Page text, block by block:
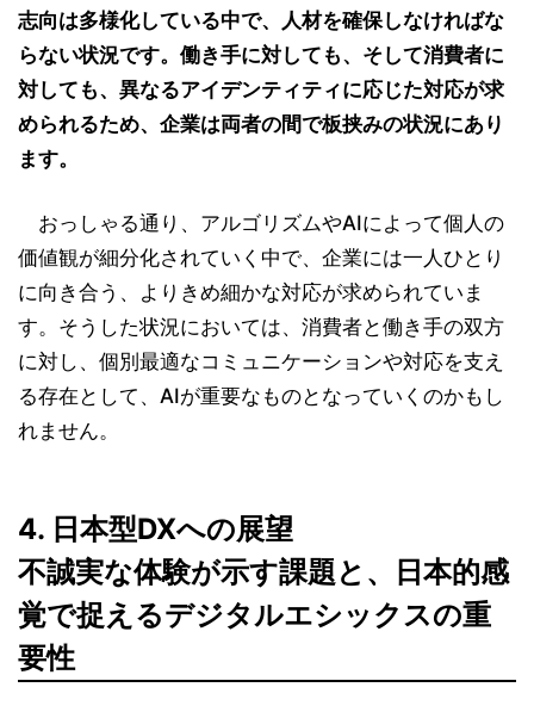
志向は多様化している中で、人材を確保しなければな
らない状況です。働き手に対しても、そして消費者に
対しても、異なるアイデンティティに応じた対応が求
められるため、企業は両者の間で板挟みの状況にあり
ます。
おっしゃる通り、アルゴリズムやAIによって個人の
価値観が細分化されていく中で、企業には一人ひとり
に向き合う、よりきめ細かな対応が求められていま
す。そうした状況においては、消費者と働き手の双方
に対し、個別最適なコミュニケーションや対応を支え
る存在として、AIが重要なものとなっていくのかもし
れません。
4. 日本型DXへの展望
不誠実な体験が示す課題と、日本的感
覚で捉えるデジタルエシックスの重
要性